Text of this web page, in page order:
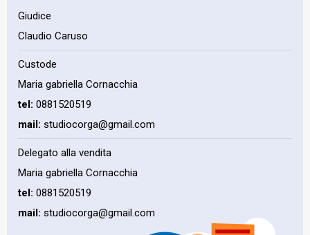
Giudice
Claudio Caruso
Custode
Maria gabriella Cornacchia
tel: 0881520519
mail: studiocorga@gmail.com
Delegato alla vendita
Maria gabriella Cornacchia
tel: 0881520519
mail: studiocorga@gmail.com